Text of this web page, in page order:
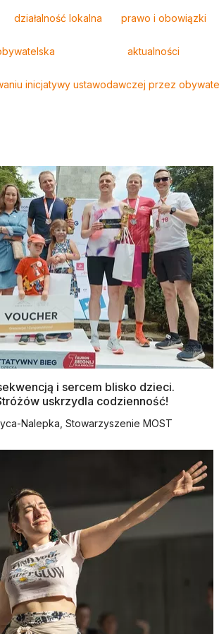
działalność lokalna prawo i obowiązki
aktualności
inicjatywy ustawodawczej przez
i sercem blisko dzieci.
uskrzydla codzienność!
Nalepka, Stowarzyszenie MOST